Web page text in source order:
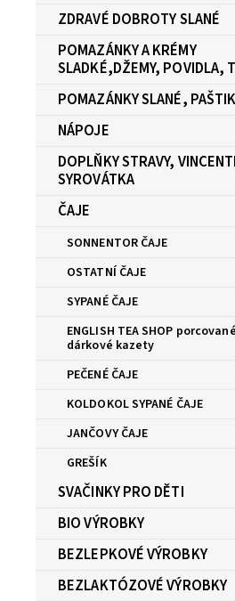
ZDRAVÉ DOBROTY SLANÉ
POMAZÁNKY A KRÉMY
SLADKÉ,DŽEMY, POVIDLA,
POMAZÁNKY SLANÉ,
NÁPOJE
DOPLŇKY STRAVY,
SYROVÁTKA
ČAJE
SONNENTOR ČAJE
OSTATNÍ ČAJE
SYPANÉ ČAJE
ENGLISH TEA SHOP
dárkové kazety
PEČENÉ ČAJE
KOLDOKOL SYPANÉ ČAJE
JANČOVY ČAJE
GREŠÍK
SVAČINKY PRO DĚTI
BIO VÝROBKY
BEZLEPKOVÉ VÝROBKY
BEZLAKTÓZOVÉ VÝROBKY